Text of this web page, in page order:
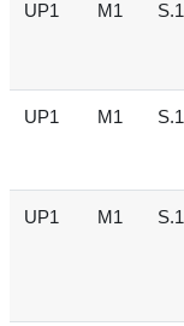
UP1 M1 S.1
UP1 M1 S.1
UP1 M1 S.1